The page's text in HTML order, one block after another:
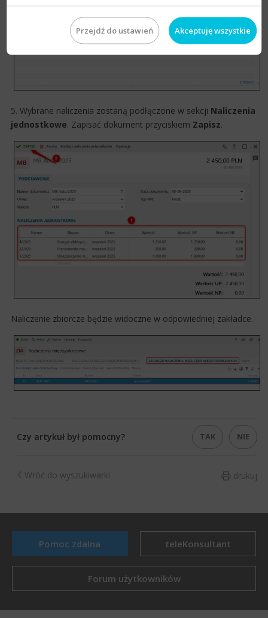
5. Wybrane naliczenia zostaną podłączone w sekcji Naliczenia
jednostkowe. Zapisać dokument przyciskiem Zapisz.
Naliczenie zbiorcze będzie widoczne w odpowiedniej zakładce.​
Czy artykuł był pomocny? TAK NIE
drukuj
Wróć do wyszukiwarki
Pomoc zdalna teleKonsultant
Forum użytkowników
Przejdź do ustawień Akceptuję wszystkie